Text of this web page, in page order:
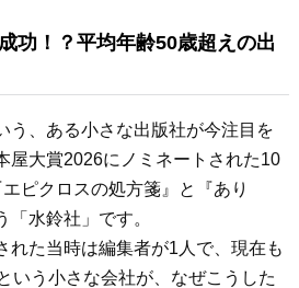
功！？平均年齢50歳超えの出
う、ある小さな出版社が今注目を
屋大賞2026にノミネートされた10
ピクロスの処方箋』と『あり
水鈴社」です。
れた当時は編集者が1人で、現在も
いう小さな会社が、なぜこうした